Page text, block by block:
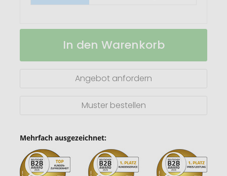
RFX™
Sicherheitsweste
Auf
In den Warenkorb
Angebot anfordern
Muster bestellen
Mehrfach ausgezeichnet: